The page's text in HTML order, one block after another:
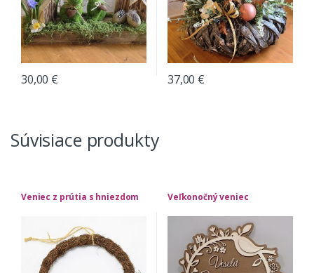
30,00 € 37,00 €
Súvisiace produkty
Veniec z prútia s hniezdom Veľkonočný veniec